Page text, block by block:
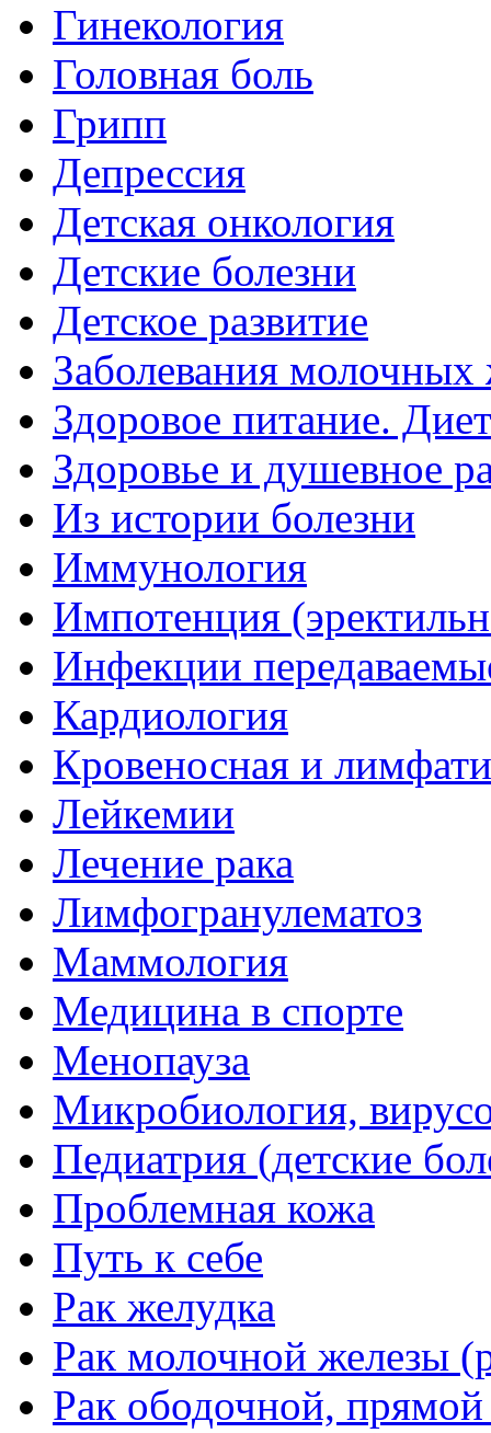
Гинекология
Головная боль
Грипп
Депрессия
Детская онкология
Детские болезни
Детское развитие
Заболевания молочных
Здоровое питание.
Здоровье и душевное
Из истории болезни
Иммунология
Импотенция
Инфекции
Кардиология
Кровеносная и
Лейкемии
Лечение рака
Лимфогранулематоз
Маммология
Медицина в спорте
Менопауза
Микробиология,
Педиатрия (детские
Проблемная кожа
Путь к себе
Рак желудка
Рак молочной железы
Рак ободочной,